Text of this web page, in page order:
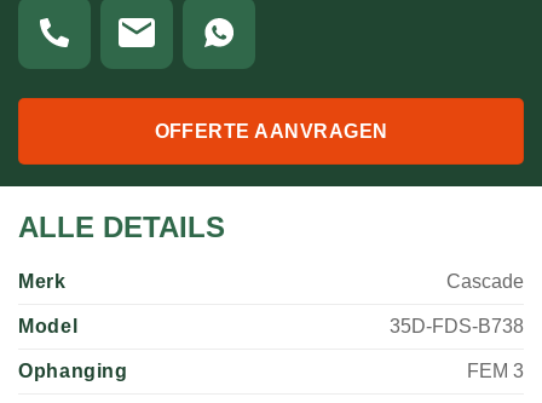
OFFERTE AANVRAGEN
ALLE DETAILS
Merk Cascade
Model 35D-FDS-B738
Ophanging FEM 3